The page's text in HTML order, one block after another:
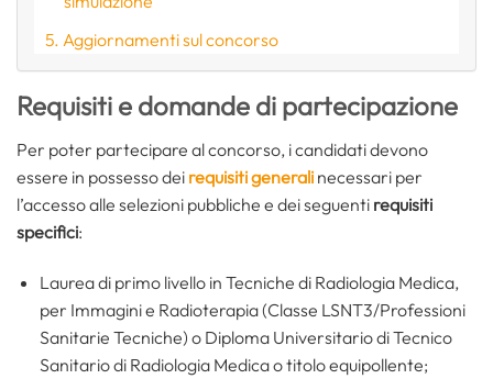
Aggiornamenti sul concorso
Requisiti e domande di partecipazione
Per poter partecipare al concorso, i candidati devono
essere in possesso dei requisiti generali necessari per
l’accesso alle selezioni pubbliche e dei seguenti requisiti
specifici:
Laurea di primo livello in Tecniche di Radiologia Medica,
per Immagini e Radioterapia (Classe LSNT3/Professioni
Sanitarie Tecniche) o Diploma Universitario di Tecnico
Sanitario di Radiologia Medica o titolo equipollente;